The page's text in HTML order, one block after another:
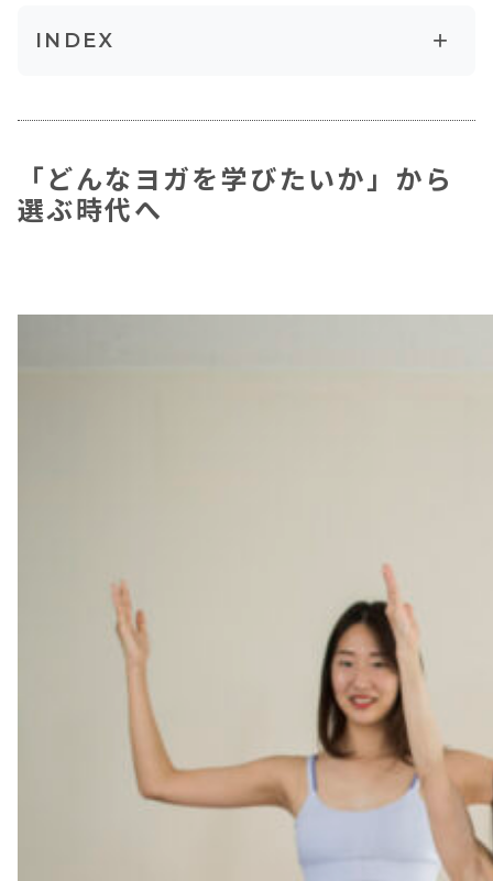
INDEX +
ヨガ資格「RYT200」とは？
主な教育区分／時間目安（学校が上乗せ可
能）
「どんなヨガを学びたいか」から
選ぶ時代へ